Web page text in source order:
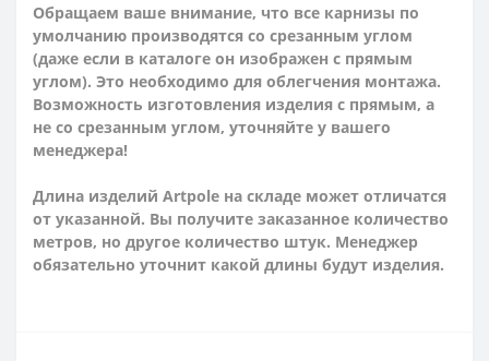
Обращаем ваше внимание, что все карнизы по
умолчанию производятся со срезанным углом
(даже если в каталоге он изображен с прямым
углом). Это необходимо для облегчения монтажа.
Возможность изготовления изделия с прямым, а
не со срезанным углом, уточняйте у вашего
менеджера!
Длина изделий Artpole на складе может отличатся
от указанной. Вы получите заказанное количество
метров, но другое количество штук. Менеджер
обязательно уточнит какой длины будут изделия.